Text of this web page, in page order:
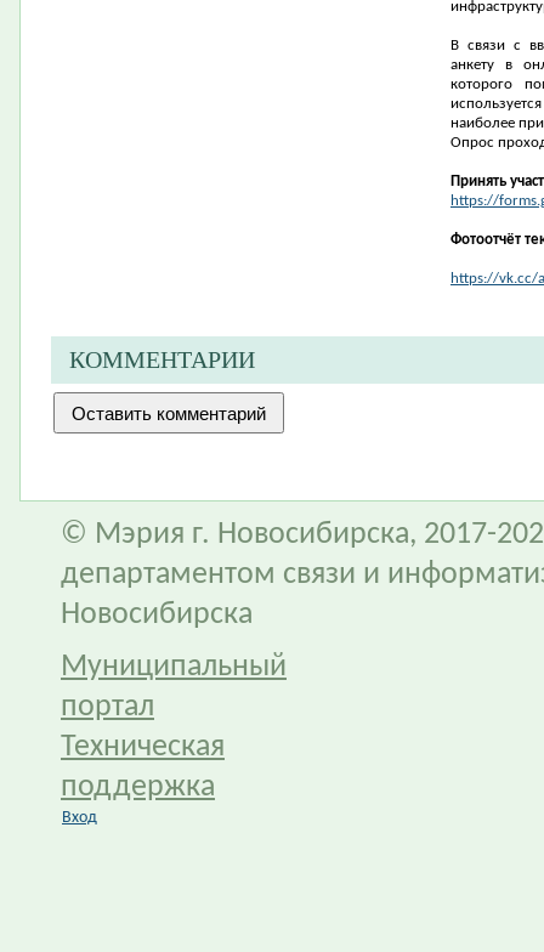
В связи с
анкету в
которого
наиболее
Опрос
Принять
https://
Фотоотчёт
https://vk.cc/
КОММЕНТАРИИ
© Мэрия г. Новосибирска, 2017-
департаментом связи и
Новосибирска
Муниципальный
портал
Техническая
поддержка
Вход